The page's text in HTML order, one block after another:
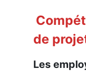
de
Les